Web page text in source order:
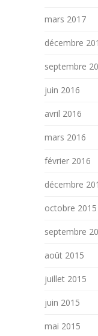
mars 2017
décembre
septembre
juin 2016
avril 2016
mars 2016
février 2016
décembre
octobre 2015
septembre
août 2015
juillet 2015
juin 2015
mai 2015